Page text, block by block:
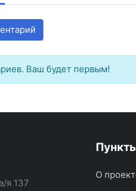
Ваш будет первым!
я 137
О